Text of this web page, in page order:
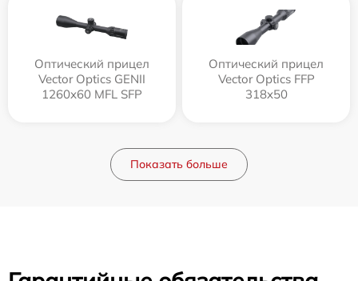
Оптический прицел
Vector Optics GENII
1260x60 MFL SFP
Оптический прицел
Vector Optics FFP
318x50
Показать больше